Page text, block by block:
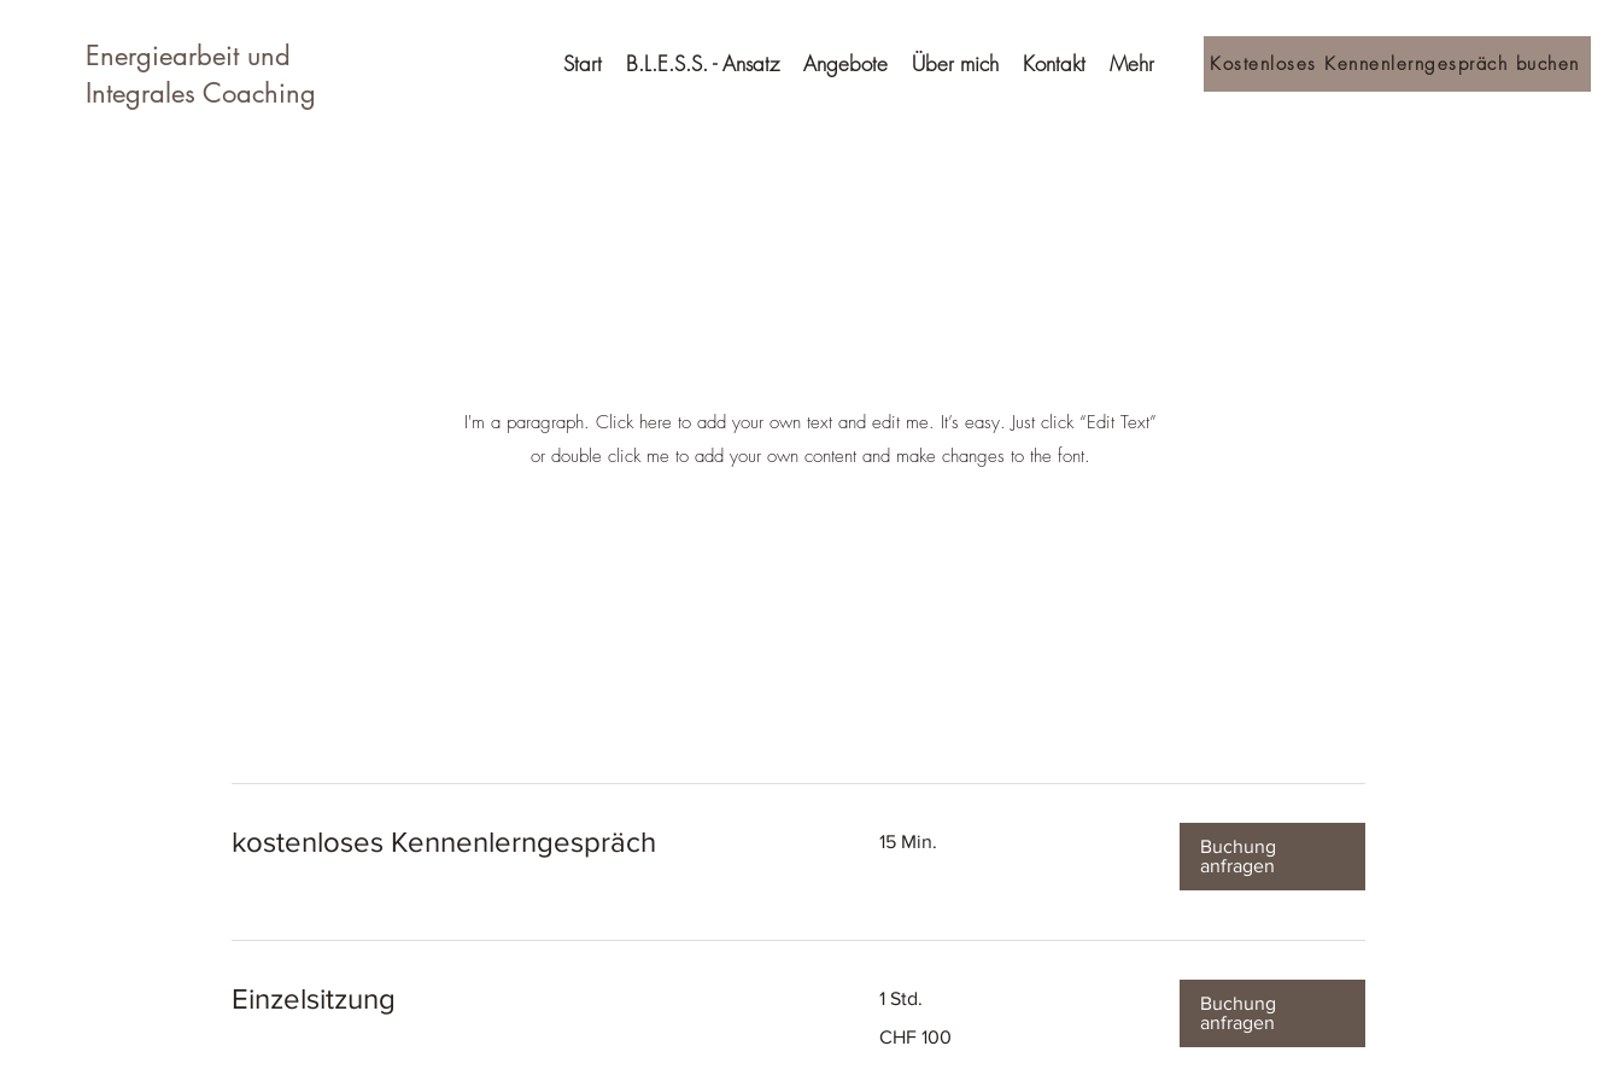
Energiearbeit und
Integrales Coaching
Start B.L.E.S.S. - Ansatz Angebote Über mich Kontakt Mehr Kostenloses Kennenlerngespräch buchen
I'm a paragraph. Click here to add your own text and edit me. It’s easy. Just click “Edit Text”
or double click me to add your own content and make changes to the font.
kostenloses Kennenlerngespräch 15 Min.
Buchung
anfragen
Einzelsitzung 1 Std.
Schweizer
CHF 100
Buchung
anfragen